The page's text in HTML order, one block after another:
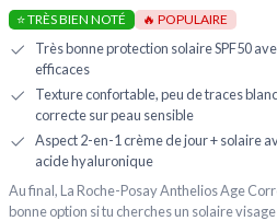
⭐ TRÈS BIEN NOTÉ 🔥 POPULAIRE
Très bonne protection solaire SPF50
efficaces
Texture confortable, peu de traces
correcte sur peau sensible
Aspect 2-en-1 crème de jour + solaire
acide hyaluronique
Au final, La Roche-Posay Anthelios Age
bonne option si tu cherches un solaire